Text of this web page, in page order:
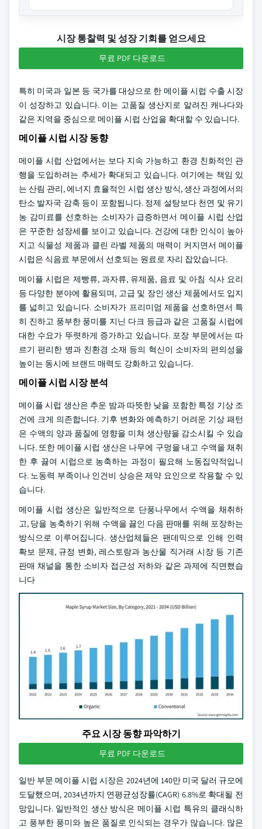
시장 통찰력 및 성장 기회를 얻으세요
무료 PDF 다운로드
특히 미국과 일본 등 국가를 대상으로 한 메이플 시럽 수출 시장
이 성장하고 있습니다. 이는 고품질 생산지로 알려진 캐나다와
같은 지역을 중심으로 메이플 시럽 산업을 확대할 수 있습니다.
메이플 시럽 시장 동향
메이플 시럽 산업에서는 보다 지속 가능하고 환경 친화적인 관
행을 도입하려는 추세가 확대되고 있습니다. 여기에는 책임 있
는 산림 관리, 에너지 효율적인 시럽 생산 방식, 생산 과정에서의
탄소 발자국 감축 등이 포함됩니다. 정제 설탕보다 천연 및 유기
농 감미료를 선호하는 소비자가 급증하면서 메이플 시럽 산업
은 꾸준한 성장세를 보이고 있습니다. 건강에 대한 인식이 높아
지고 식물성 제품과 클린 라벨 제품의 매력이 커지면서 메이플
시럽은 식음료 부문에서 선호되는 원료로 자리 잡았습니다.
메이플 시럽은 제빵류, 과자류, 유제품, 음료 및 아침 식사 요리
등 다양한 분야에 활용되며, 고급 및 장인 생산 제품에서도 입지
를 넓히고 있습니다. 소비자가 프리미엄 제품을 선호하면서 특
히 진하고 풍부한 풍미를 지닌 다크 등급과 같은 고품질 시럽에
대한 수요가 뚜렷하게 증가하고 있습니다. 포장 부문에서는 따
르기 편리한 병과 친환경 소재 등의 혁신이 소비자의 편의성을
높이는 동시에 브랜드 매력도 강화하고 있습니다.
메이플 시럽 시장 분석
메이플 시럽 생산은 추운 밤과 따뜻한 낮을 포함한 특정 기상 조
건에 크게 의존합니다. 기후 변화와 예측하기 어려운 기상 패턴
은 수액의 양과 품질에 영향을 미쳐 생산량을 감소시킬 수 있습
니다. 또한 메이플 시럽 생산은 나무에 구멍을 내고 수액을 채취
한 후 끓여 시럽으로 농축하는 과정이 필요해 노동집약적입니
다. 노동력 부족이나 인건비 상승은 제약 요인으로 작용할 수 있
습니다.
메이플 시럽 생산은 일반적으로 단풍나무에서 수액을 채취하
고, 당을 농축하기 위해 수액을 끓인 다음 판매를 위해 포장하는
방식으로 이루어집니다. 생산업체들은 팬데믹으로 인해 인력
확보 문제, 규정 변화, 레스토랑과 농산물 직거래 시장 등 기존
판매 채널을 통한 소비자 접근성 저하와 같은 과제에 직면했습
니다
주요 시장 동향 파악하기
무료 PDF 다운로드
일반 부문 메이플 시럽 시장은 2024년에 140만 미국 달러 규모에
도달했으며, 2034년까지 연평균성장률(CAGR) 6.8%로 확대될 전
망입니다. 일반적인 생산 방식은 메이플 시럽 특유의 클래식하
고 풍부한 풍미와 높은 품질로 인식되는 경우가 많습니다. 많은